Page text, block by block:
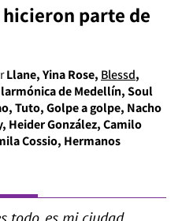
parte de
Llane, Yina Rose, Blessd,
de Medellín, Soul
Tuto, Golpe a golpe, Nacho
Heider González, Camilo
Cossio, Hermanos